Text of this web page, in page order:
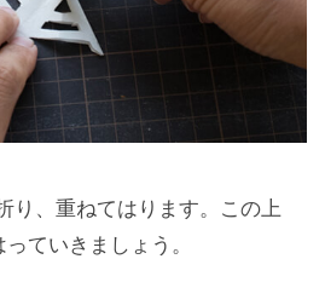
り、重ねてはります。この上
ていきましょう。